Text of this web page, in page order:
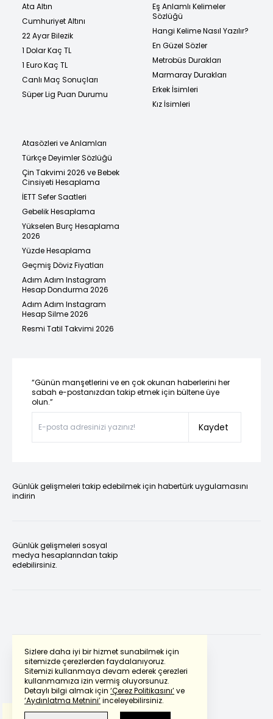
Sizlere daha iyi bir hizmet sunabilmek için
sitemizde çerezlerden faydalanıyoruz.
Sitemizi kullanmaya devam ederek çerezleri
kullanmamıza izin vermiş oluyorsunuz.
Detaylı bilgi almak için ‘Çerez Politikasını’ve
‘Aydınlatma Metnini’inceleyebilirsiniz.
Ata Altın
Cumhuriyet Altını
22 Ayar Bilezik
1 Dolar Kaç TL
1 Euro Kaç TL
Canlı Maç Sonuçları
Süper Lig Puan Durumu
Eş Anlamlı Kelimeler
Sözlüğü
Hangi Kelime Nasıl Yazılır?
En Güzel Sözler
Metrobüs Durakları
Marmaray Durakları
Erkek İsimleri
Kız İsimleri
Atasözleri ve Anlamları
Türkçe Deyimler Sözlüğü
Çin Takvimi 2026 ve Bebek
Cinsiyeti Hesaplama
İETT Sefer Saatleri
Gebelik Hesaplama
Yükselen Burç Hesaplama
2026
Yüzde Hesaplama
Geçmiş Döviz Fiyatları
Adım Adım Instagram
Hesap Dondurma 2026
Adım Adım Instagram
Hesap Silme 2026
Resmi Tatil Takvimi 2026
“Günün manşetlerini ve en çok okunan haberlerini her
sabah e-postanızdan takip etmek için bültene üye
olun.”
Kaydet
Günlük gelişmeleri takip edebilmek için habertürk uygulamasını
indirin
Günlük gelişmeleri sosyal
medya hesaplarından takip
edebilirsiniz.
Powered by Translate
Bu çevirideGoogle Transletekullanılmıştır.